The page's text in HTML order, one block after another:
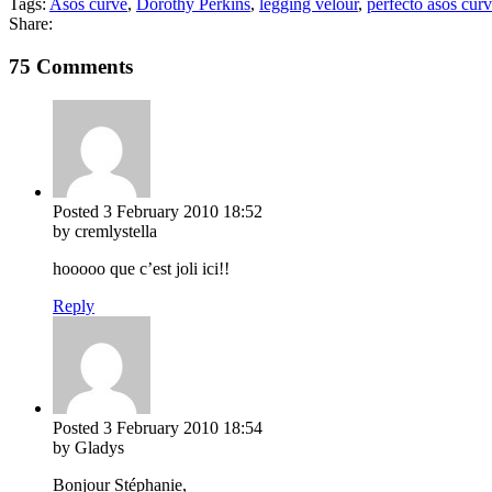
Tags: Asos curve, Dorothy Perkins, legging velour, perfecto asos
Share:
75 Comments
Posted 3 February 2010 18:52
by cremlystella
hooooo que c’est joli ici!!
Reply
Posted 3 February 2010 18:54
by Gladys
Bonjour Stéphanie,